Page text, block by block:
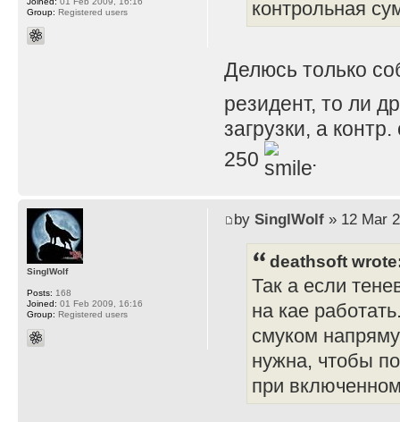
контрольная
Делюсь только
резидент, то ли
загрузки, а
250
.
Group: Registered users
by SinglWolf» 12 Mar
deathsoft
Так а если
на кае
смуком
нужна, чтобы
при
SinglWolf
Posts: 168
Joined: 01 Feb 2009, 16:16
Group: Registered users